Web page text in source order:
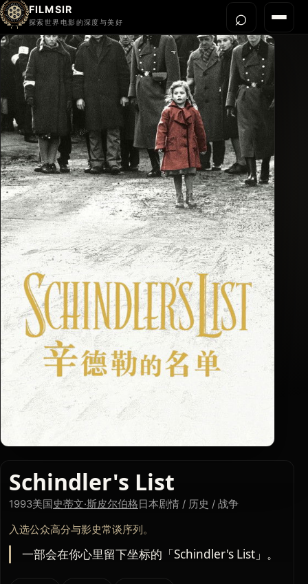
FILMSIR
探索世界电影的深度与美好 菜单
首页
今晚看什么
世界电影节
导演宇宙
影片库
影评与解读
关于我们
⌕打开
Schindler's List
1993美国史蒂文·斯皮尔伯格日本剧情 / 历史 / 战争
入选公众高分与影史常谈序列。
一部会在你心里留下坐标的「Schindler's List」。